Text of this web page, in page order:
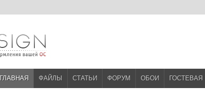
ГЛАВНАЯ ФАЙЛЫ СТАТЬИ ФОРУМ ОБОИ ГОСТЕВАЯ